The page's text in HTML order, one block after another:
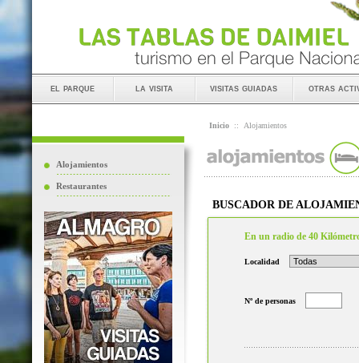
el parque la visita visitas guiadas otras
Alojamientos
Restaurantes
Inicio :: Alojamientos
BUSCADOR DE
En un radio de 40
Localidad
Nº de personas